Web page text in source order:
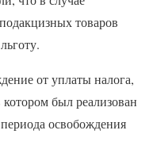
товаров
от уплаты налога,
был реализован
освобождения